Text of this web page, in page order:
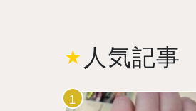
人気記事